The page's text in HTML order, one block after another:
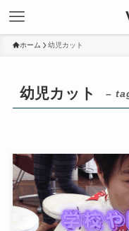
ホーム 幼児カット
幼児カット –